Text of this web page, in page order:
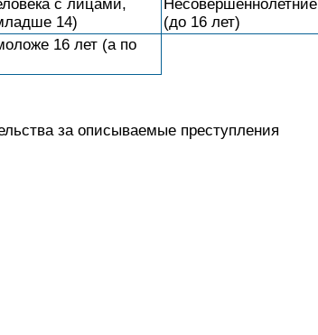
с лицами,
14)
Несовершеннолетние
(до 16 лет)
16 лет (а по
за описываемые преступления